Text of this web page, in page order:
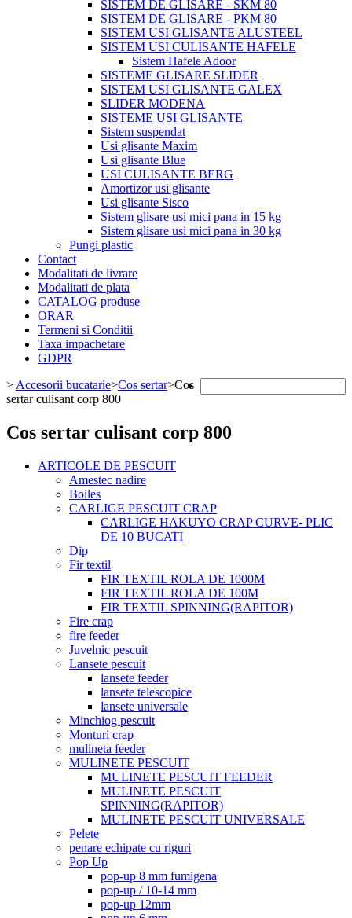
SISTEM DE GLISARE - SKM 80
SISTEM DE GLISARE - PKM 80
SISTEM USI GLISANTE ALUSTEEL
SISTEM USI CULISANTE HAFELE
Sistem Hafele Adoor
SISTEME GLISARE SLIDER
SISTEM USI GLISANTE GALEX
SLIDER MODENA
SISTEME USI GLISANTE
Sistem suspendat
Usi glisante Maxim
Usi glisante Blue
USI CULISANTE BERG
Amortizor usi glisante
Usi glisante Sisco
Sistem glisare usi mici pana in 15 kg
Sistem glisare usi mici pana in 30 kg
Pungi plastic
Contact
Modalitati de livrare
Modalitati de plata
CATALOG produse
ORAR
Termeni si Conditii
Taxa impachetare
GDPR
> Accesorii bucatarie>Cos sertar>Cos
sertar culisant corp 800
Cos sertar culisant corp 800
ARTICOLE DE PESCUIT
Amestec nadire
Boiles
CARLIGE PESCUIT CRAP
CARLIGE HAKUYO CRAP CURVE- PLIC
DE 10 BUCATI
Dip
Fir textil
FIR TEXTIL ROLA DE 1000M
FIR TEXTIL ROLA DE 100M
FIR TEXTIL SPINNING(RAPITOR)
Fire crap
fire feeder
Juvelnic pescuit
Lansete pescuit
lansete feeder
lansete telescopice
lansete universale
Minchiog pescuit
Monturi crap
mulineta feeder
MULINETE PESCUIT
MULINETE PESCUIT FEEDER
MULINETE PESCUIT
SPINNING(RAPITOR)
MULINETE PESCUIT UNIVERSALE
Pelete
penare echipate cu riguri
Pop Up
pop-up 8 mm fumigena
pop-up / 10-14 mm
pop-up 12mm